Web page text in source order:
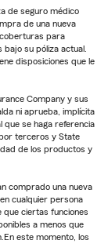
de seguro médico
de una nueva
para
su póliza actual.
disposiciones que le
Company y sus
ni aprueba, implícita
que se haga referencia
terceros y State
de los productos y
comprado una nueva
cualquier persona
que ciertas funciones
a menos que
este momento, los